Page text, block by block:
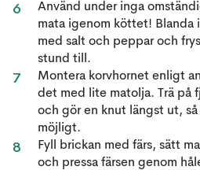
Använd under inga
mata igenom köttet! Blanda
med salt och peppar och
stund till.
Montera korvhornet enligt
det med lite matolja. Trä på
och gör en knut längst ut, så
möjligt.
Fyll brickan med färs, sätt
och pressa färsen genom